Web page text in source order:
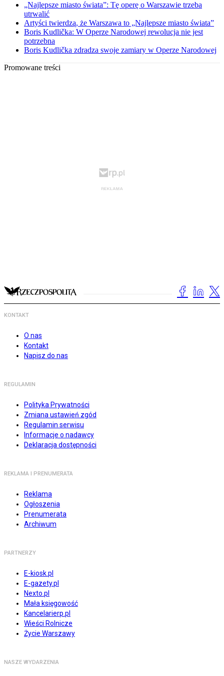
„Najlepsze miasto świata”: Tę operę o Warszawie trzeba
utrwalić
Artyści twierdzą, że Warszawa to „Najlepsze miasto świata”
Boris Kudlička: W Operze Narodowej rewolucja nie jest
potrzebna
Boris Kudlička zdradza swoje zamiary w Operze Narodowej
Promowane treści
KONTAKT
O nas
Kontakt
Napisz do nas
REGULAMIN
Polityka Prywatności
Zmiana ustawień zgód
Regulamin serwisu
Informacje o nadawcy
Deklaracja dostępności
REKLAMA I PRENUMERATA
Reklama
Ogłoszenia
Prenumerata
Archiwum
PARTNERZY
E-kiosk.pl
E-gazety.pl
Nexto.pl
Mała księgowość
Kancelarierp.pl
Wieści Rolnicze
Życie Warszawy
NASZE WYDARZENIA